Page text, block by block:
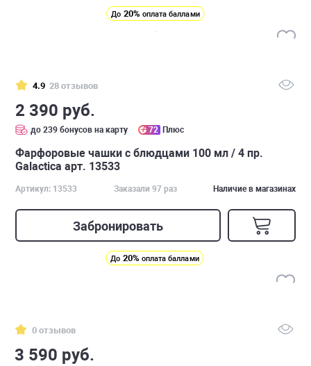
До 20% оплата баллами
4.9 28 отзывов
2 390 руб.
до 239 бонусов на карту 72 Плюс
Фарфоровые чашки с блюдцами 100 мл / 4 пр.
Galactica арт. 13533
Артикул: 13533 Заказали 97 раз Наличие в магазинах
Забронировать
До 20% оплата баллами
0 отзывов
3 590 руб.